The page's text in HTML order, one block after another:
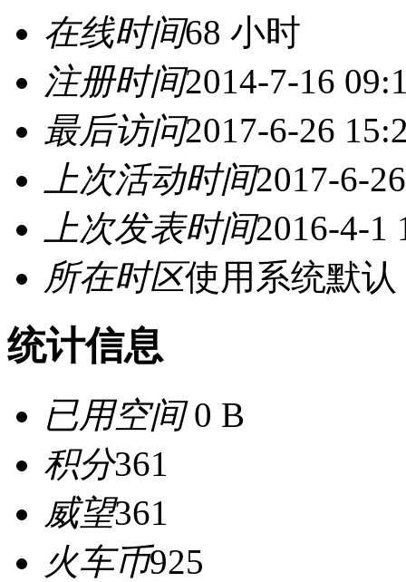
在线时间68 小时
注册时间2014-7-16
最后访问2017-6-26
上次活动时间2017-6-
上次发表时间2016-4-1
所在时区使用系统默认
统计信息
已用空间0 B
积分361
威望361
火车币925